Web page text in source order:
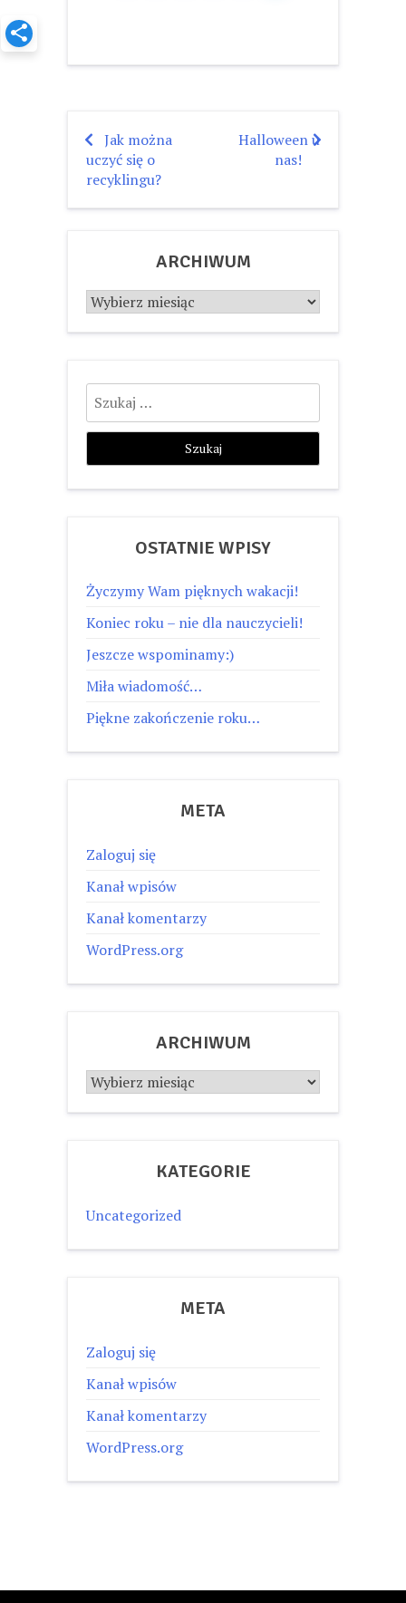
Nawigacja
wpisu
Jak można
uczyć się o
recyklingu?
Halloween u
nas!
ARCHIWUM
Archiwum
Szukaj:
OSTATNIE WPISY
Życzymy Wam pięknych wakacji!
Koniec roku – nie dla nauczycieli!
Jeszcze wspominamy:)
Miła wiadomość…
Piękne zakończenie roku…
META
Zaloguj się
Kanał wpisów
Kanał komentarzy
WordPress.org
ARCHIWUM
Archiwum
KATEGORIE
Uncategorized
META
Zaloguj się
Kanał wpisów
Kanał komentarzy
WordPress.org